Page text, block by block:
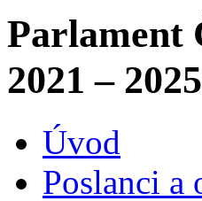
Parlament
2021 – 2025
Úvod
Poslanci a